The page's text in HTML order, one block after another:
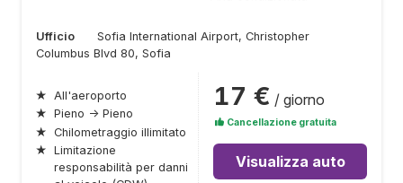
Ufficio
Sofia International Airport, Christopher
Columbus Blvd 80, Sofia
★ All'aeroporto
★ Pieno → Pieno
★ Chilometraggio illimitato
★ Limitazione
responsabilità per danni
17 € / giorno
Cancellazione gratuita
Visualizza auto